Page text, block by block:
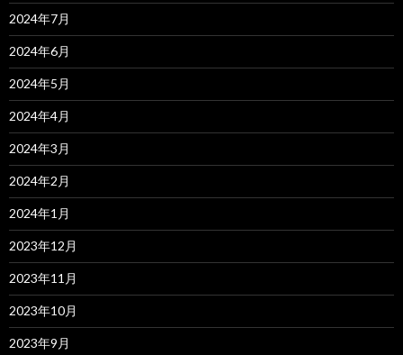
2024年7月
2024年6月
2024年5月
2024年4月
2024年3月
2024年2月
2024年1月
2023年12月
2023年11月
2023年10月
2023年9月